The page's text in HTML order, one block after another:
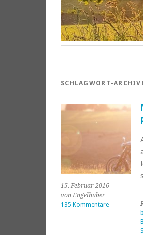
SCHLAGWORT-
15. Februar 2016
von Engelhuber
135 Kommentare